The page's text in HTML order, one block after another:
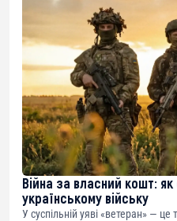
Війна за власний кошт:
українському війську
У суспільній уяві «ветеран» — це